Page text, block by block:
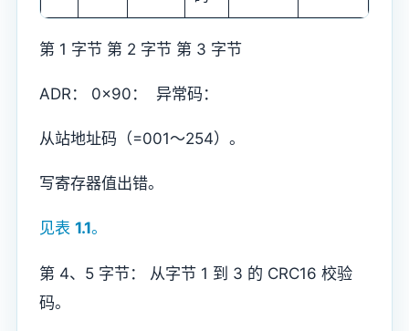
第 1 字节 第 2 字节 第 3 字节
ADR： 0x90： 异常码：
从站地址码（=001～254）。
写寄存器值出错。
见表 1.1。
第 4、5 字节： 从字节 1 到 3 的 CRC16 校验
码。